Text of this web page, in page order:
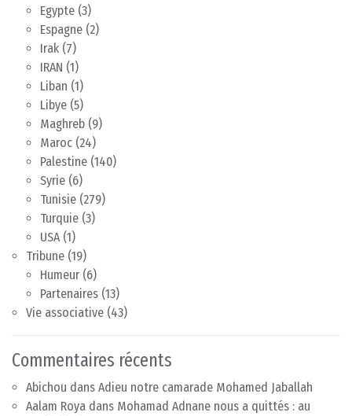
Egypte (3)
Espagne (2)
Irak (7)
IRAN (1)
Liban (1)
Libye (5)
Maghreb (9)
Maroc (24)
Palestine (140)
Syrie (6)
Tunisie (279)
Turquie (3)
USA (1)
Tribune (19)
Humeur (6)
Partenaires (13)
Vie associative (43)
Commentaires récents
Abichou dans Adieu notre camarade Mohamed Jaballah
Aalam Roya dans Mohamad Adnane nous a quittés : au